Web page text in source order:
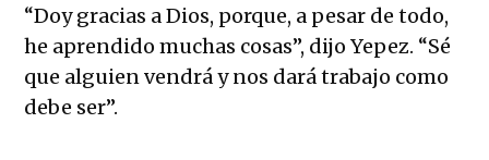
“Doy gracias a Dios, porque, a pesar de todo,
he aprendido muchas cosas”, dijo Yepez. “Sé
que alguien vendrá y nos dará trabajo como
debe ser”.